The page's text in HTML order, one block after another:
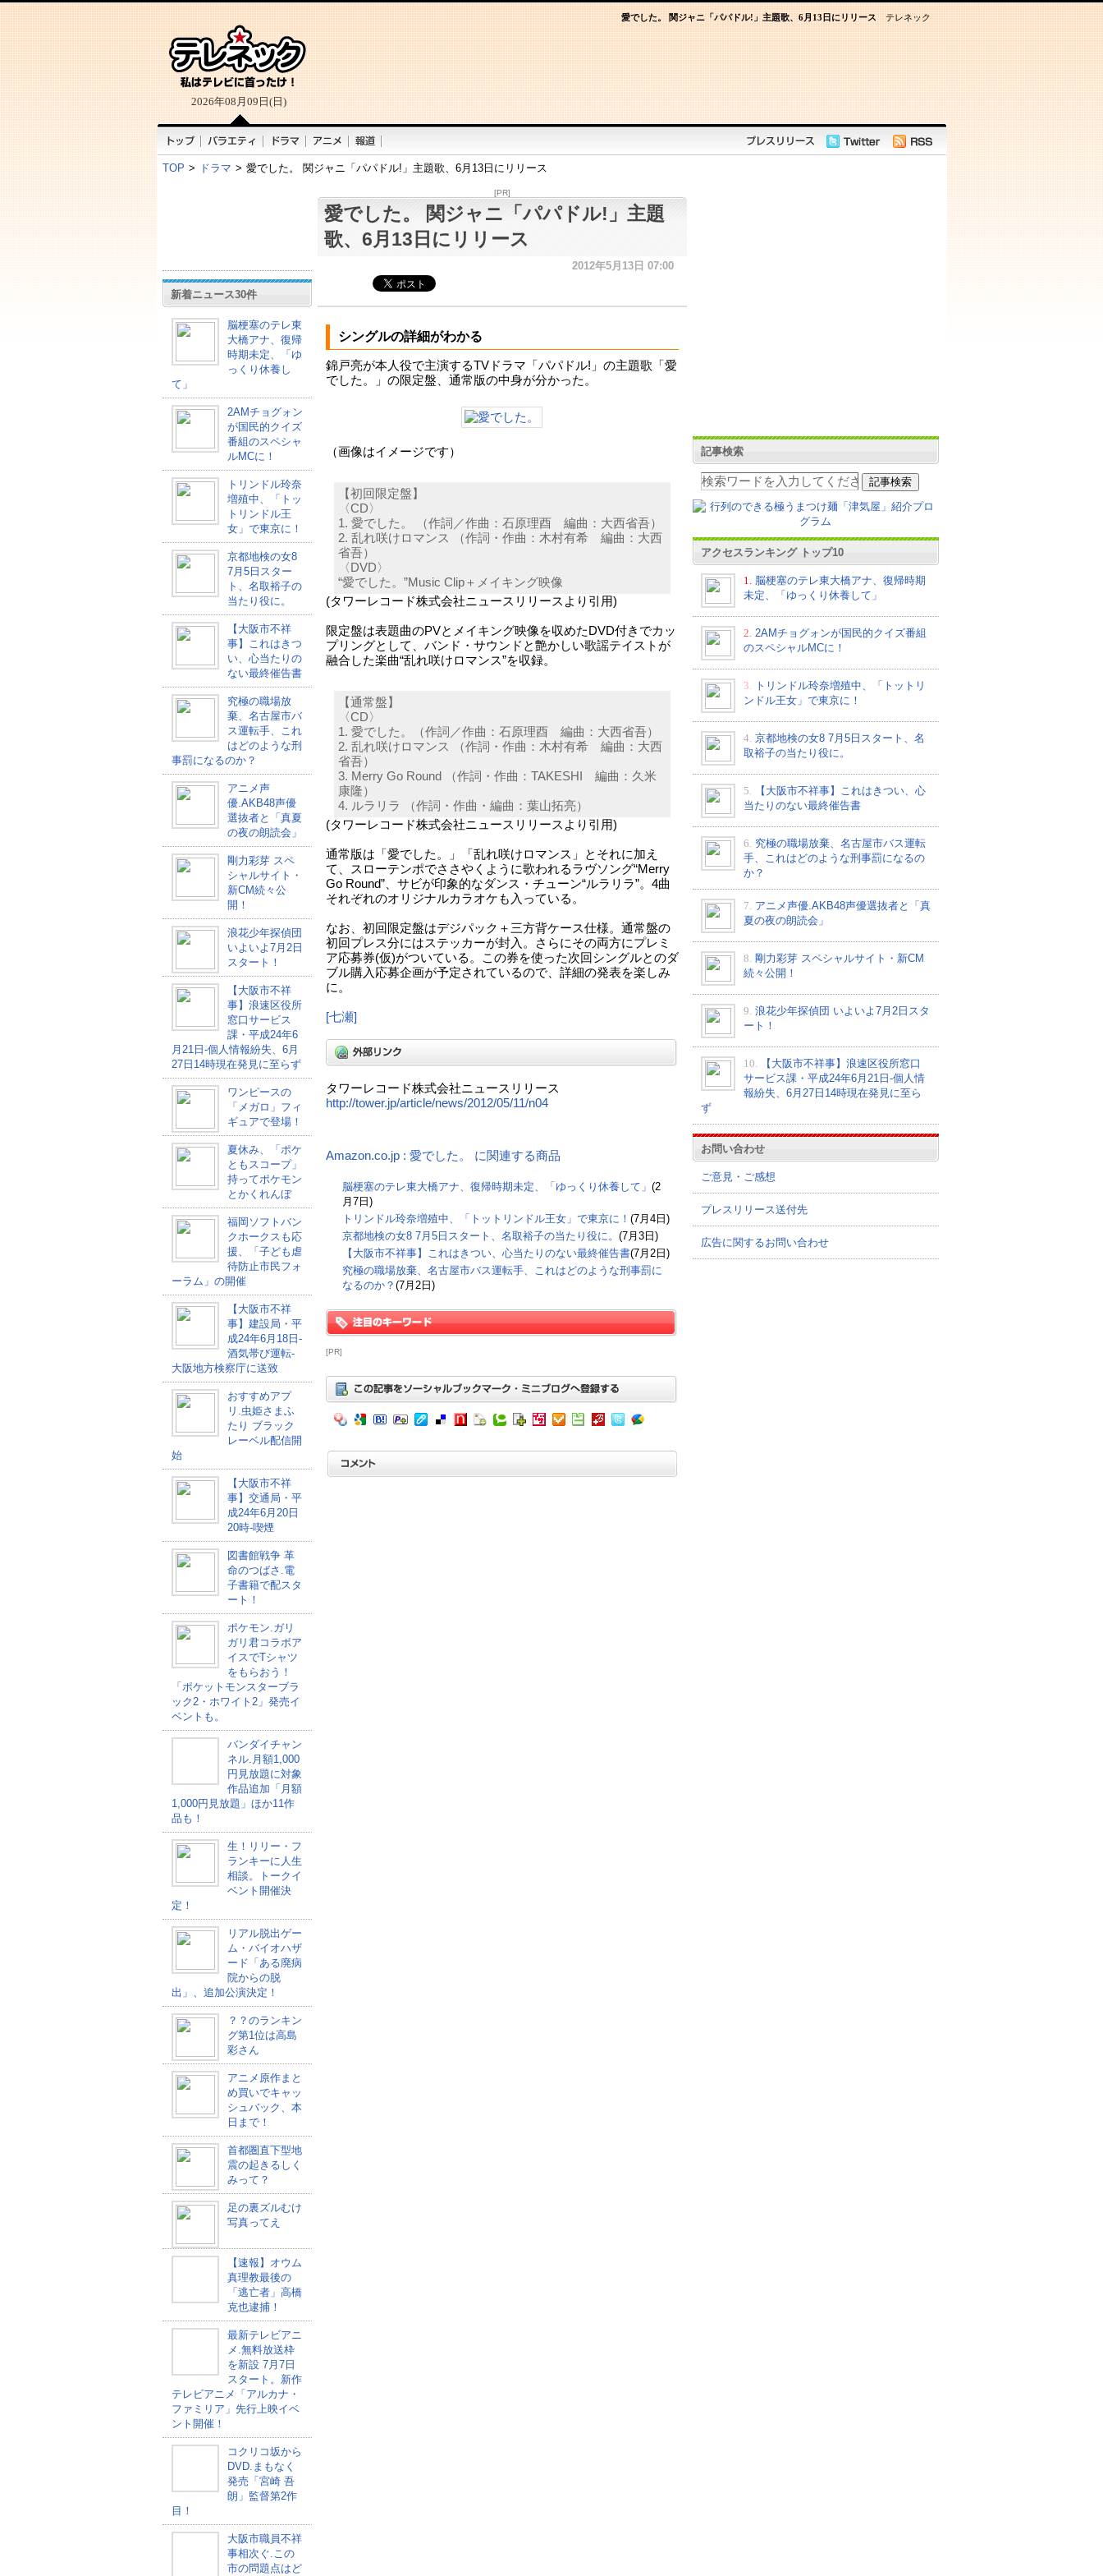
2026年08月09日(日)
テレネック
愛でした。 関ジャニ「パパドル!」主題歌、6月13日にリリース
TOP > ドラマ > 愛でした。 関ジャニ「パパドル!」主題歌、6月13日にリリース
新着ニュース30件
脳梗塞のテレ東
大橋アナ、復帰
時期未定、「ゆ
っくり休養し
て」
2AMチョグォン
が国民的クイズ
番組のスペシャ
ルMCに！
トリンドル玲奈
増殖中、「トッ
トリンドル王
女」で東京に！
京都地検の女8
7月5日スター
ト、名取裕子の
当たり役に。
【大阪市不祥
事】これはきつ
い、心当たりの
ない最終催告書
究極の職場放
棄、名古屋市バ
ス運転手、これ
はどのような刑
事罰になるのか？
アニメ声
優.AKB48声優
選抜者と「真夏
の夜の朗読会」
剛力彩芽 スペ
シャルサイト・
新CM続々公
開！
浪花少年探偵団
いよいよ7月2日
スタート！
【大阪市不祥
事】浪速区役所
窓口サービス
課・平成24年6
月21日-個人情報紛失、6月
27日14時現在発見に至らず
ワンピースの
「メガロ」フィ
ギュアで登場！
夏休み、「ポケ
ともスコープ」
持ってポケモン
とかくれんぼ
福岡ソフトバン
クホークスも応
援、「子ども虐
待防止市民フォ
ーラム」の開催
【大阪市不祥
事】建設局・平
成24年6月18日-
酒気帯び運転-
大阪地方検察庁に送致
おすすめアプ
リ.虫姫さまふ
たり ブラック
レーベル配信開
始
【大阪市不祥
事】交通局・平
成24年6月20日
20時-喫煙
図書館戦争 革
命のつばさ.電
子書籍で配スタ
ート！
ポケモン.ガリ
ガリ君コラボア
イスでTシャツ
をもらおう！
「ポケットモンスターブラ
ック2・ホワイト2」発売イ
ベントも。
バンダイチャン
ネル.月額1,000
円見放題に対象
作品追加「月額
1,000円見放題」ほか11作
品も！
生！リリー・フ
ランキーに人生
相談。トークイ
ベント開催決
定！
リアル脱出ゲー
ム・バイオハザ
ード「ある廃病
院からの脱
出」、追加公演決定！
？？のランキン
グ第1位は高島
彩さん
アニメ原作まと
め買いでキャッ
シュバック、本
日まで！
首都圏直下型地
震の起きるしく
みって？
足の裏ズルむけ
写真ってえ
【速報】オウム
真理教最後の
「逃亡者」高橋
克也逮捕！
最新テレビアニ
メ.無料放送枠
を新設 7月7日
スタート。新作
テレビアニメ「アルカナ・
ファミリア」先行上映イベ
ント開催！
コクリコ坂から
DVD.まもなく
発売「宮崎 吾
朗」監督第2作
目！
大阪市職員不祥
事相次ぐ.この
市の問題点はど
[PR]
愛でした。 関ジャニ「パパドル!」主題
歌、6月13日にリリース
2012年5月13日 07:00
シングルの詳細がわかる
錦戸亮が本人役で主演するTVドラマ「パパドル!」の主題歌「愛
でした。」の限定盤、通常版の中身が分かった。
（画像はイメージです）
【初回限定盤】
〈CD〉
1. 愛でした。 （作詞／作曲：石原理酉 編曲：大西省吾）
2. 乱れ咲けロマンス （作詞・作曲：木村有希 編曲：大西
省吾）
〈DVD〉
“愛でした。”Music Clip＋メイキング映像
(タワーレコード株式会社ニュースリリースより引用)
限定盤は表題曲のPVとメイキング映像を収めたDVD付きでカッ
プリングとして、バンド・サウンドと艶かしい歌謡テイストが
融合した楽曲“乱れ咲けロマンス”を収録。
【通常盤】
〈CD〉
1. 愛でした。（作詞／作曲：石原理酉 編曲：大西省吾）
2. 乱れ咲けロマンス （作詞・作曲：木村有希 編曲：大西
省吾）
3. Merry Go Round （作詞・作曲：TAKESHI 編曲：久米
康隆）
4. ルラリラ （作詞・作曲・編曲：葉山拓亮）
(タワーレコード株式会社ニュースリリースより引用)
通常版は「愛でした。」「乱れ咲けロマンス」とそれに加え
て、スローテンポでささやくように歌われるラヴソング“Merry
Go Round”、サビが印象的なダンス・チューン“ルラリラ”。4曲
それぞれのオリジナルカラオケも入っている。
なお、初回限定盤はデジパック＋三方背ケース仕様。通常盤の
初回プレス分にはステッカーが封入。さらにその両方にプレミ
ア応募券(仮)がついている。この券を使った次回シングルとのダ
ブル購入応募企画が予定されているので、詳細の発表を楽しみ
に。
[七瀬]
タワーレコード株式会社ニュースリリース
http://tower.jp/article/news/2012/05/11/n04
Amazon.co.jp : 愛でした。 に関連する商品
脳梗塞のテレ東大橋アナ、復帰時期未定、「ゆっくり休養して」 (2
月7日)
トリンドル玲奈増殖中、「トットリンドル王女」で東京に！ (7月4日)
京都地検の女8 7月5日スタート、名取裕子の当たり役に。 (7月3日)
【大阪市不祥事】これはきつい、心当たりのない最終催告書(7月2日)
究極の職場放棄、名古屋市バス運転手、これはどのような刑事罰に
なるのか？ (7月2日)
[PR]
記事検索
アクセスランキング トップ10
1.
脳梗塞のテレ東大橋アナ、復帰時期
未定、「ゆっくり休養して」
2. 2AMチョグォンが国民的クイズ番組
のスペシャルMCに！
3.
トリンドル玲奈増殖中、「トットリ
ンドル王女」で東京に！
4. 京都地検の女8 7月5日スタート、名
取裕子の当たり役に。
5.
【大阪市不祥事】これはきつい、心
当たりのない最終催告書
6. 究極の職場放棄、名古屋市バス運転
手、これはどのような刑事罰になるの
か？
7. アニメ声優.AKB48声優選抜者と「真
夏の夜の朗読会」
8. 剛力彩芽 スペシャルサイト・新CM
続々公開！
9. 浪花少年探偵団 いよいよ7月2日スタ
ート！
10.
【大阪市不祥事】浪速区役所窓口
サービス課・平成24年6月21日-個人情
報紛失、6月27日14時現在発見に至ら
ず
お問い合わせ
ご意見・ご感想
プレスリリース送付先
広告に関するお問い合わせ